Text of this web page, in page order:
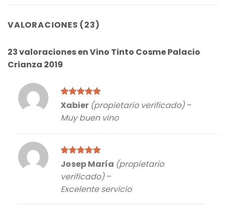
VALORACIONES (23)
23 valoraciones enVino Tinto Cosme Palacio
Crianza 2019
Valorado
de 5
Xabier (propietario verificado) –
Muy buen vino
Valorado
de 5
Josep María (propietario
verificado) –
Excelente servicio